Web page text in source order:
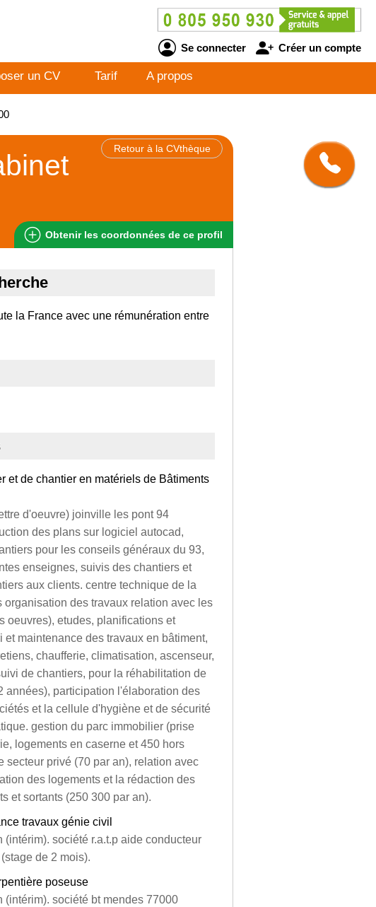
Se connecter Créer un compte
un CV Tarif A propos
Retour à la CVthèque
Obtenir les coordonnées de ce profil
la France avec une rémunération entre
et de chantier en matériels de Bâtiments
d'oeuvre) joinville les pont 94
des plans sur logiciel autocad,
pour les conseils généraux du 93,
enseignes, suivis des chantiers et
aux clients. centre technique de la
des travaux relation avec les
oeuvres), etudes, planifications et
maintenance des travaux en bâtiment,
chaufferie, climatisation, ascenseur,
de chantiers, pour la réhabilitation de
années), participation l'élaboration des
et la cellule d'hygiène et de sécurité
gestion du parc immobilier (prise
logements en caserne et 450 hors
secteur privé (70 par an), relation avec
des logements et la rédaction des
et sortants (250 300 par an).
travaux génie civil
société r.a.t.p aide conducteur
de 2 mois).
poseuse
société bt mendes 77000